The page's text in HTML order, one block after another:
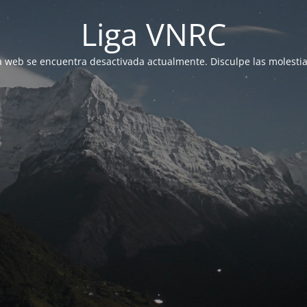
Liga VNRC
web se encuentra desactivada actualmente. Disculpe las